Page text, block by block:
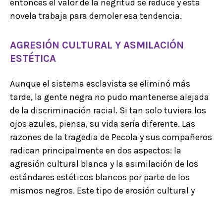
entonces el valor de la negritud se reduce y esta
novela trabaja para demoler esa tendencia.
AGRESIÓN CULTURAL Y ASMILACIÓN
ESTÉTICA
Aunque el sistema esclavista se eliminó más
tarde, la gente negra no pudo mantenerse alejada
de la discriminación racial. Si tan solo tuviera los
ojos azules, piensa, su vida sería diferente. Las
razones de la tragedia de Pecola y sus compañeros
radican principalmente en dos aspectos: la
agresión cultural blanca y la asimilación de los
estándares estéticos blancos por parte de los
mismos negros. Este tipo de erosión cultural y